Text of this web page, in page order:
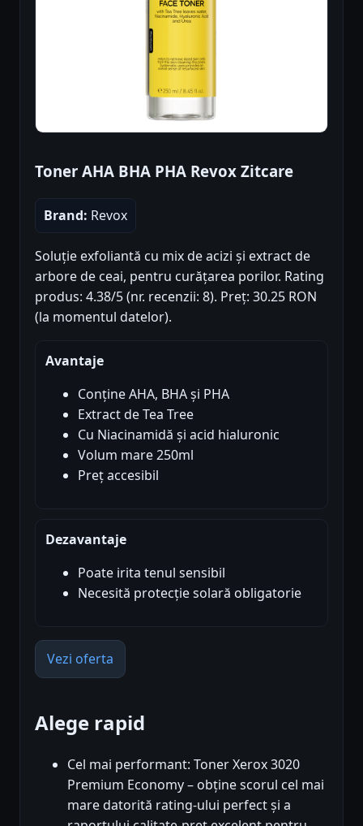
Toner AHA BHA PHA Revox Zitcare
Brand: Revox
Soluție exfoliantă cu mix de acizi și extract de
arbore de ceai, pentru curățarea porilor. Rating
produs: 4.38/5 (nr. recenzii: 8). Preț: 30.25 RON
(la momentul datelor).
Avantaje
Conține AHA, BHA și PHA
Extract de Tea Tree
Cu Niacinamidă și acid hialuronic
Volum mare 250ml
Preț accesibil
Dezavantaje
Poate irita tenul sensibil
Necesită protecție solară obligatorie
Vezi oferta
Alege rapid
Cel mai performant: Toner Xerox 3020
Premium Economy – obține scorul cel mai
mare datorită rating-ului perfect și a